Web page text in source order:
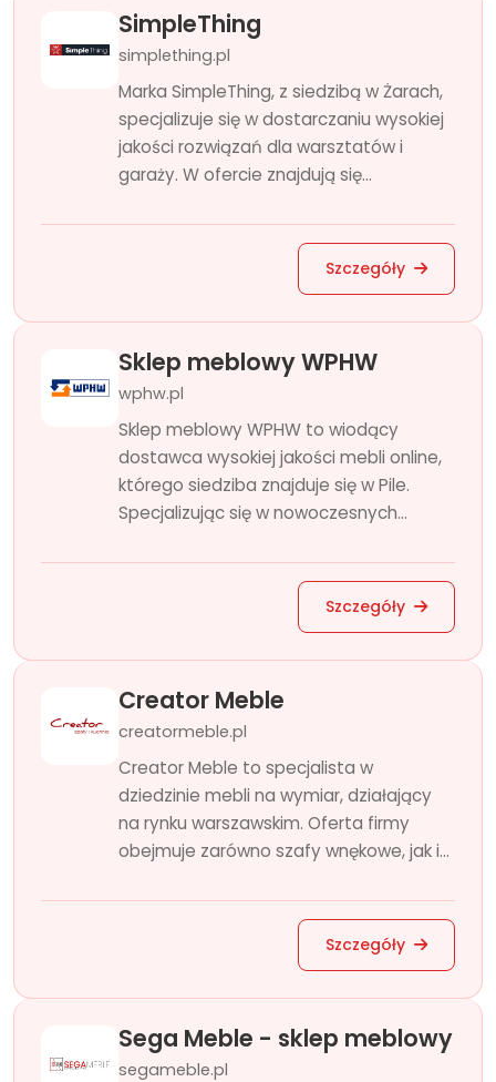
SimpleThing
simplething.pl
Marka SimpleThing, z siedzibą w Żarach,
specjalizuje się w dostarczaniu wysokiej
jakości rozwiązań dla warsztatów i
garaży. W ofercie znajdują się...
Szczegóły
Sklep meblowy WPHW
wphw.pl
Sklep meblowy WPHW to wiodący
dostawca wysokiej jakości mebli online,
którego siedziba znajduje się w Pile.
Specjalizując się w nowoczesnych...
Szczegóły
Creator Meble
creatormeble.pl
Creator Meble to specjalista w
dziedzinie mebli na wymiar, działający
na rynku warszawskim. Oferta firmy
obejmuje zarówno szafy wnękowe, jak i...
Szczegóły
Sega Meble - sklep meblowy
segameble.pl